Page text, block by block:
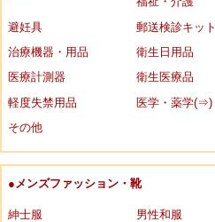
避妊具
郵送検診キット
治療機器・用品
衛生日用品
医療計測器
衛生医療品
軽度失禁用品
医学・薬学(⇒)
その他
●メンズファッション・靴
紳士服
男性和服